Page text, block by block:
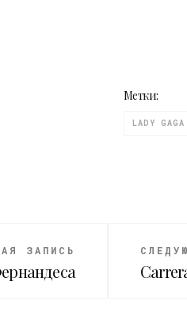
Метки:
LADY GAGA
ЗАПИСЬ